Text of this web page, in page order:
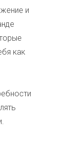
и
как